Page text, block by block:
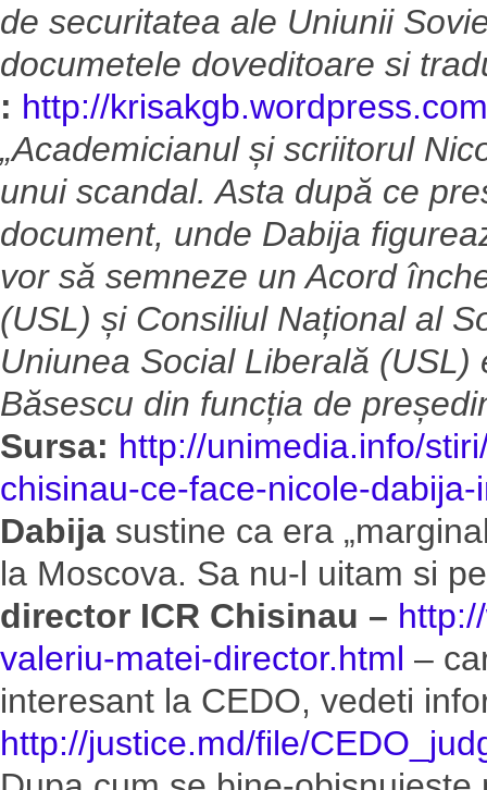
de securitatea ale Uniunii
documetele doveditoare si
: http://
„Academicianul și scriitorul
unui scandal. Asta după ce
document, unde Dabija
vor să semneze un Acord
(USL) și Consiliul Național al
Uniunea Social Liberală
Băsescu din funcția de
Sursa: http://unimedia.info/
chisinau-ce-face-nicole-
Dabija sustine ca era
la Moscova. Sa nu-l uitam si
director ICR Chisinau –
valeriu-matei-director.html –
interesant la CEDO, vedeti
http://justice.md/file/